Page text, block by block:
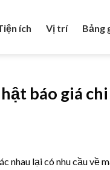
ích Vị trí Bảng
báo giá
nhau lại có nhu cầu về